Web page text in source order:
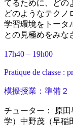
てるために、どの
どのようなテクノ
学習環境をトータ
との見極めをみな
17h40 – 19h00
Pratique de classe :
模擬授業：準備２
チューター： 原
学）中野茂（早稲